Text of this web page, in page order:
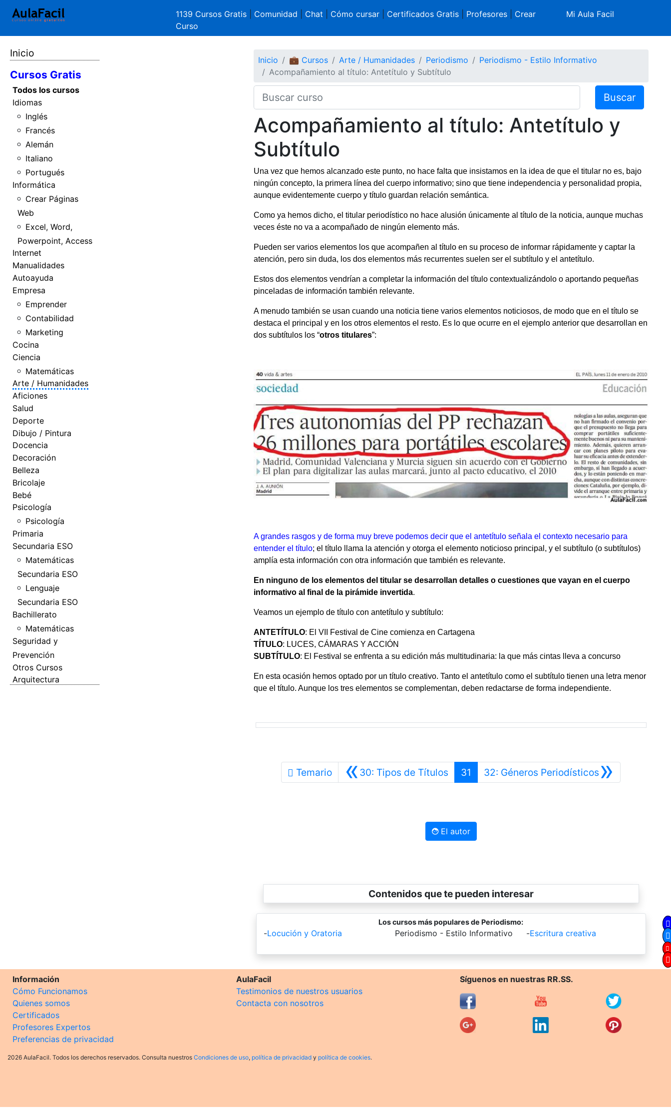
1139 Cursos Gratis Comunidad Chat Cómo cursar| Certificados Gratis| Profesores| Crear
Curso
Mi Aula Facil
Inicio
Cursos Gratis
Todos los cursos
Idiomas
Inglés
Francés
Alemán
Italiano
Portugués
Informática
Crear Páginas
Web
Excel, Word,
Powerpoint, Access
Internet
Manualidades
Autoayuda
Empresa
Emprender
Contabilidad
Marketing
Cocina
Ciencia
Matemáticas
Arte / Humanidades
Aficiones
Salud
Deporte
Dibujo / Pintura
Docencia
Decoración
Belleza
Bricolaje
Bebé
Psicología
Psicología
Primaria
Secundaria ESO
Matemáticas
Secundaria ESO
Lenguaje
Secundaria ESO
Bachillerato
Matemáticas
Seguridad y
Prevención
Otros Cursos
Arquitectura
Inicio 💼 Cursos Arte / Humanidades Periodismo
Periodismo - Estilo Informativo
Acompañamiento al título: Antetítulo y Subtítulo
Buscar
Acompañamiento al título: Antetítulo y
Subtítulo
Una vez que hemos alcanzado este punto, no hace falta que insistamos en la idea de que el titular no es, bajo
ningún concepto, la primera línea del cuerpo informativo; sino que tiene independencia y personalidad propia,
aunque evidentemente cuerpo y título guardan relación semántica.
Como ya hemos dicho, el titular periodístico no hace alusión únicamente al título de la noticia, aunque muchas
veces éste no va a acompañado de ningún elemento más.
Pueden ser varios elementos los que acompañen al título en su proceso de informar rápidamente y captar la
atención, pero sin duda, los dos elementos más recurrentes suelen ser el subtítulo y el antetítulo.
Estos dos elementos vendrían a completar la información del título contextualizándolo o aportando pequeñas
pinceladas de información también relevante.
A menudo también se usan cuando una noticia tiene varios elementos noticiosos, de modo que en el título se
destaca el principal y en los otros elementos el resto. Es lo que ocurre en el ejemplo anterior que desarrollan en
dos subtítulos los “otros titulares”:
A grandes rasgos y de forma muy breve podemos decir que el antetítulo señala el contexto necesario para
entender el título; el título llama la atención y otorga el elemento noticioso principal, y el subtítulo (o subtítulos)
amplía esta información con otra información que también es relevante.
En ninguno de los elementos del titular se desarrollan detalles o cuestiones que vayan en el cuerpo
informativo al final de la pirámide invertida.
Veamos un ejemplo de título con antetítulo y subtítulo:
ANTETÍTULO: El VII Festival de Cine comienza en Cartagena
TÍTULO: LUCES, CÁMARAS Y ACCIÓN
SUBTÍTULO: El Festival se enfrenta a su edición más multitudinaria: la que más cintas lleva a concurso
En esta ocasión hemos optado por un título creativo. Tanto el antetítulo como el subtítulo tienen una letra menor
que el título. Aunque los tres elementos se complementan, deben redactarse de forma independiente.
Temario «30: Tipos de Títulos Anterior
31 »
32: Géneros Periodísticos Siguiente
El autor
Contenidos que te pueden interesar
Los cursos más populares de Periodismo:
-Locución y Oratoria -
Periodismo - Estilo Informativo -Escritura creativa
Información
Cómo Funcionamos
Quienes somos
Certificados
Profesores Expertos
Preferencias de privacidad
AulaFacil
Testimonios de nuestros usuarios
Contacta con nosotros
Síguenos en nuestras RR.SS.
2026 AulaFacil. Todos los derechos reservados. Consulta nuestros Condiciones de uso, política de privacidad y política de cookies.